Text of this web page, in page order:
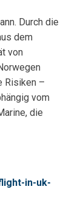
Durch die
dem
von
Risiken –
vom
die
in-uk-